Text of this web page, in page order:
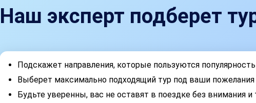
Наш эксперт подберет
Подскажет направления, которые пользуются
Выберет максимально подходящий тур под ваши пожелания
Будьте уверенны, вас не оставят в поездке без внимания